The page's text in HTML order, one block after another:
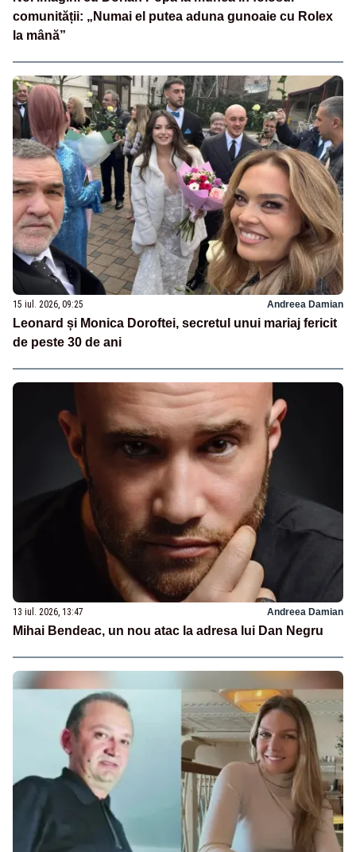
comunității: „Numai el putea aduna gunoaie cu Rolex
la mână”
15 iul. 2026, 09:25 Andreea Damian
Leonard și Monica Doroftei, secretul unui mariaj fericit
de peste 30 de ani
13 iul. 2026, 13:47 Andreea Damian
Mihai Bendeac, un nou atac la adresa lui Dan Negru